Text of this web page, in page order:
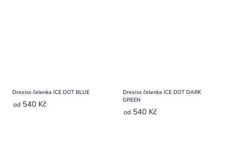
Drexiss čelenka ICE DOT BLUE
od 540 Kč
Drexiss čelenka ICE DOT DARK
GREEN
od 540 Kč